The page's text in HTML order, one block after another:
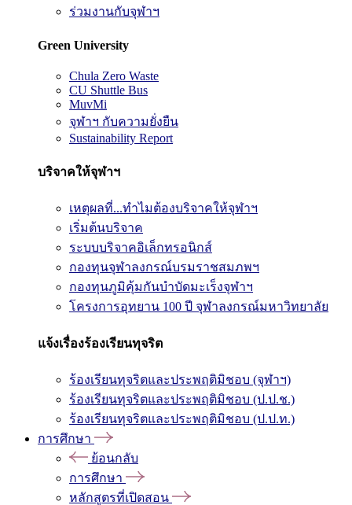
ร่วมงานกับจุฬาฯ
Green University
Chula Zero Waste
CU Shuttle Bus
MuvMi
จุฬาฯ กับความยั่งยืน
Sustainability Report
บริจาคให้จุฬาฯ
เหตุผลที่...ทำไมต้องบริจาคให้จุฬาฯ
เริ่มต้นบริจาค
ระบบบริจาคอิเล็กทรอนิกส์
กองทุนจุฬาลงกรณ์บรมราชสมภพฯ
กองทุนภูมิคุ้มกันบำบัดมะเร็งจุฬาฯ
โครงการอุทยาน 100 ปี จุฬาลงกรณ์มหาวิทยาลัย
แจ้งเรื่องร้องเรียนทุจริต
ร้องเรียนทุจริตและประพฤติมิชอบ (จุฬาฯ)
ร้องเรียนทุจริตและประพฤติมิชอบ (ป.ป.ช.)
ร้องเรียนทุจริตและประพฤติมิชอบ (ป.ป.ท.)
การศึกษา
ย้อนกลับ
การศึกษา
หลักสูตรที่เปิดสอน